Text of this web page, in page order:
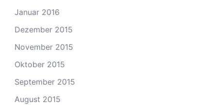
Januar 2016
Dezember 2015
November 2015
Oktober 2015
September 2015
August 2015